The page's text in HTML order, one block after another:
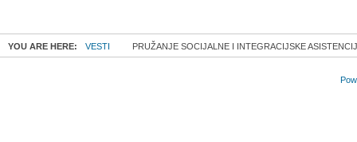
YOU ARE HERE: VESTI PRUŽANJE SOCIJALNE I INTEGRACIJSKE